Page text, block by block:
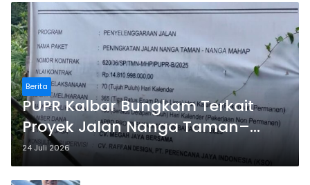
Berita
PUPR Kalbar Bungkam Terkait
Proyek Jalan Nanga Taman–
Nanga Mahap yang Terindikasi
Bermasalah
24 Juli 2026